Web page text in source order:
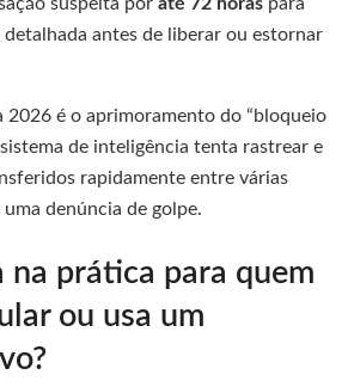
suspeita por até 72 horas para
detalhada antes de liberar ou estornar
2026 é o aprimoramento do “bloqueio
de inteligência tenta rastrear e
rapidamente entre várias
denúncia de golpe.
na prática para quem
ou usa um